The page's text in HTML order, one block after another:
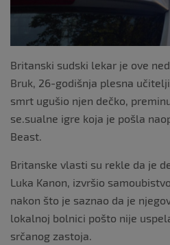
Britanski sudski lekar je ove
Bruk, 26-godišnja plesna
smrt ugušio njen dečko,
se.sualne igre koja je pošla
Beast.
Britanske vlasti su rekle da je
Luka Kanon, izvršio
nakon što je saznao da je
lokalnoj bolnici pošto nije
srčanog zastoja.